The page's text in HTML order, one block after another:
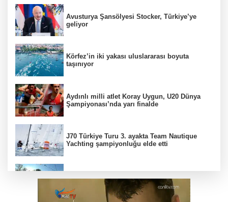
Avusturya Şansölyesi Stocker, Türkiye’ye
geliyor
Körfez’in iki yakası uluslararası boyuta
taşınıyor
Aydınlı milli atlet Koray Uygun, U20 Dünya
Şampiyonası’nda yarı finalde
J70 Türkiye Turu 3. ayakta Team Nautique
Yachting şampiyonluğu elde etti
Bursa’da 700 yıllık ruh marşlarla yaşatılıyor